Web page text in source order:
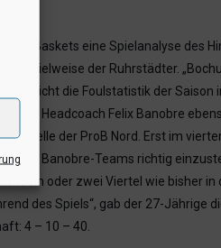
Baskets eine Spielanalyse des
Spielweise der Ruhrstädter.
die Foulstatistik der Saison
von Headcoach Felix Banobre
der ProB Nord. Erst im
des Banobre-Teams richtig
ein oder zwei Viertel wie bisher in
des Spiels“, gab der 27-Jährige
4 – 10 – 40.